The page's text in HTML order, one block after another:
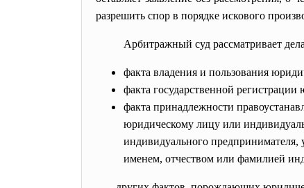
разрешить спор в порядке искового
Арбитражный суд рассматривает
факта владения и пользования
факта государственной
факта принадлежности
юридическому лицу или
индивидуального предпринимателя,
именем, отчеством или фамилией